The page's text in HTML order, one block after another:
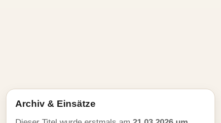
Archiv & Einsätze